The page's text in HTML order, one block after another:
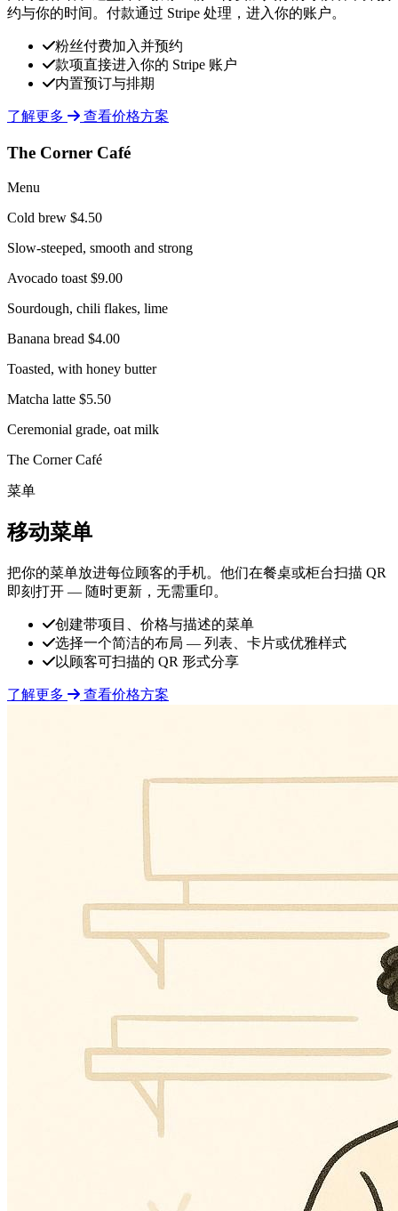
约与你的时间。付款通过 Stripe 处理，进入你的账户。
粉丝付费加入并预约
款项直接进入你的 Stripe 账户
内置预订与排期
了解更多 查看价格方案
The Corner Café
Menu
Cold brew $4.50
Slow-steeped, smooth and strong
Avocado toast $9.00
Sourdough, chili flakes, lime
Banana bread $4.00
Toasted, with honey butter
Matcha latte $5.50
Ceremonial grade, oat milk
The Corner Café
菜单
移动菜单
把你的菜单放进每位顾客的手机。他们在餐桌或柜台扫描 QR
即刻打开 — 随时更新，无需重印。
创建带项目、价格与描述的菜单
选择一个简洁的布局 — 列表、卡片或优雅样式
以顾客可扫描的 QR 形式分享
了解更多 查看价格方案